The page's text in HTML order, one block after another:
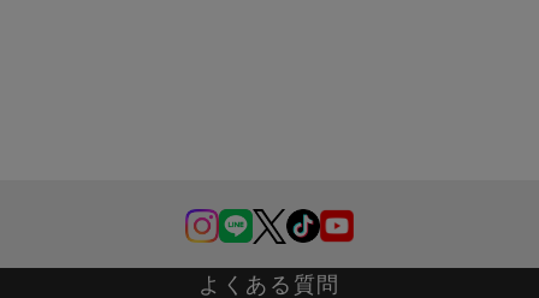
よくある質問